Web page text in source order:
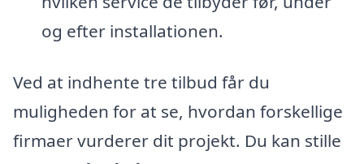
og efter installationen.
Ved at indhente tre tilbud får du
muligheden for at se, hvordan forskellige
firmaer vurderer dit projekt. Du kan stille